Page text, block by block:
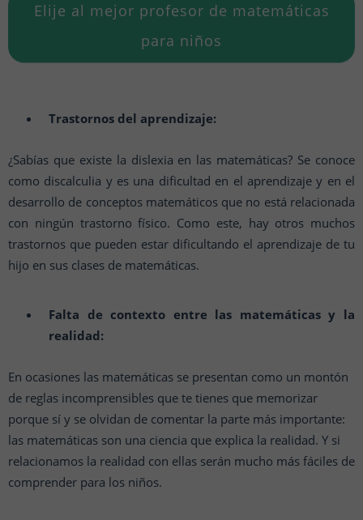
Elije al mejor profesor de matemáticas
para niños
Trastornos del aprendizaje:
¿Sabías que existe la dislexia en las matemáticas? Se conoce
como discalculia y es una dificultad en el aprendizaje y en el
desarrollo de conceptos matemáticos que no está relacionada
con ningún trastorno físico. Como este, hay otros muchos
trastornos que pueden estar dificultando el aprendizaje de tu
hijo en sus clases de matemáticas.
Falta de contexto entre las matemáticas y la
realidad:
En ocasiones las matemáticas se presentan como un montón
de reglas incomprensibles que te tienes que memorizar
porque sí y se olvidan de comentar la parte más importante:
las matemáticas son una ciencia que explica la realidad. Y si
relacionamos la realidad con ellas serán mucho más fáciles de
comprender para los niños.